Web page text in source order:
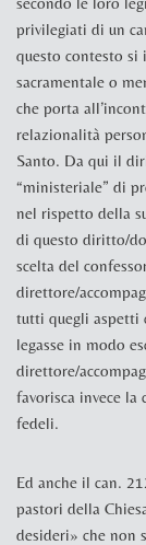
privilegiati di un
questo contesto si
sacramentale o
che porta
relazionalità
Santo. Da qui il
“ministeriale” di
nel rispetto della
di questo diritto/
scelta del
direttore/
tutti quegli aspetti
legasse in modo
direttore/
favorisca invece
fedeli.
Ed anche il can.
pastori della
desideri» che non